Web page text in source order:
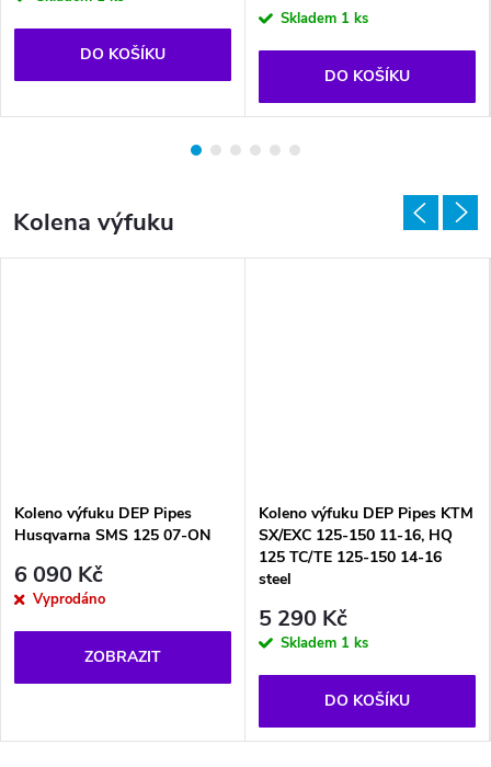
DO KOŠÍKU
Skladem 1 ks
DO KOŠÍKU
Kolena výfuku
Koleno výfuku DEP Pipes
Husqvarna SMS 125 07-ON
6 090 Kč
Vyprodáno
ZOBRAZIT
Koleno výfuku DEP Pipes KTM
SX/EXC 125-150 11-16, HQ
125 TC/TE 125-150 14-16
steel
5 290 Kč
Skladem 1 ks
DO KOŠÍKU